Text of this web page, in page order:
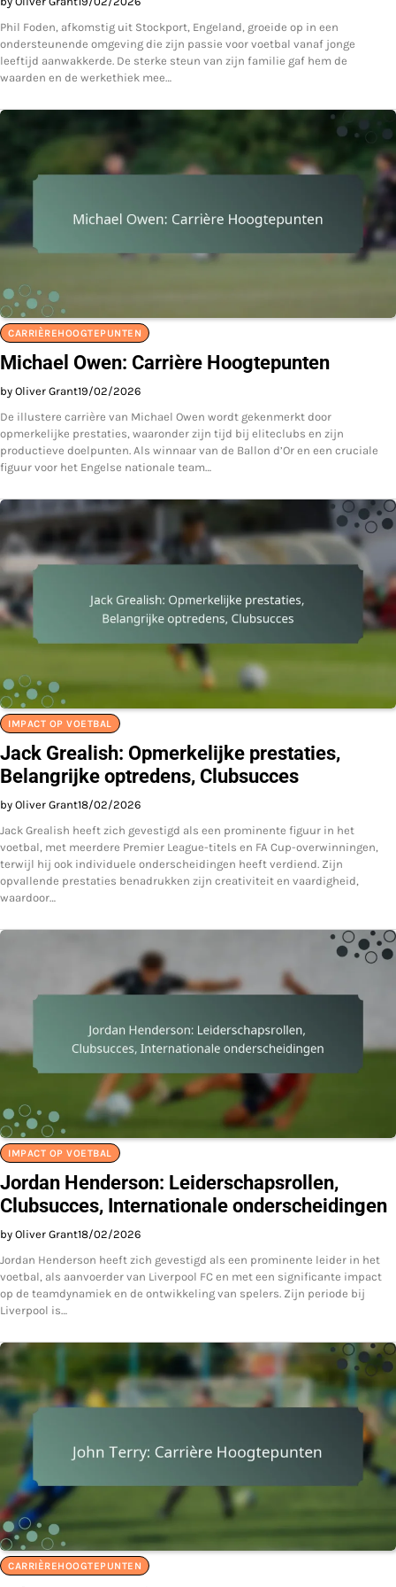
Phil Foden, afkomstig uit Stockport, Engeland, groeide op in een
ondersteunende omgeving die zijn passie voor voetbal vanaf jonge
leeftijd aanwakkerde. De sterke steun van zijn familie gaf hem de
waarden en de werkethiek mee…
CARRIÈREHOOGTEPUNTEN
Michael Owen: Carrière Hoogtepunten
by Oliver Grant19/02/2026
De illustere carrière van Michael Owen wordt gekenmerkt door
opmerkelijke prestaties, waaronder zijn tijd bij eliteclubs en zijn
productieve doelpunten. Als winnaar van de Ballon d’Or en een cruciale
figuur voor het Engelse nationale team…
IMPACT OP VOETBAL
Jack Grealish: Opmerkelijke prestaties,
Belangrijke optredens, Clubsucces
by Oliver Grant18/02/2026
Jack Grealish heeft zich gevestigd als een prominente figuur in het
voetbal, met meerdere Premier League-titels en FA Cup-overwinningen,
terwijl hij ook individuele onderscheidingen heeft verdiend. Zijn
opvallende prestaties benadrukken zijn creativiteit en vaardigheid,
waardoor…
IMPACT OP VOETBAL
Jordan Henderson: Leiderschapsrollen,
Clubsucces, Internationale onderscheidingen
by Oliver Grant18/02/2026
Jordan Henderson heeft zich gevestigd als een prominente leider in het
voetbal, als aanvoerder van Liverpool FC en met een significante impact
op de teamdynamiek en de ontwikkeling van spelers. Zijn periode bij
Liverpool is…
CARRIÈREHOOGTEPUNTEN